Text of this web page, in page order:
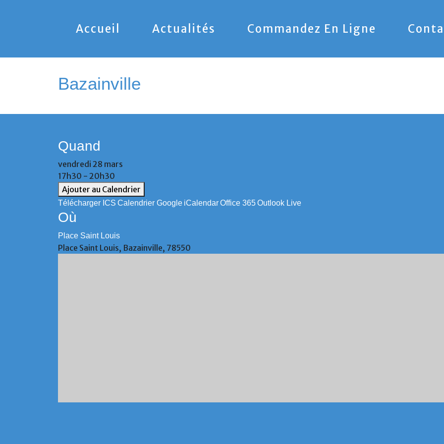
Accueil Actualités Commandez En Ligne
Bazainville
Quand
vendredi 28 mars
17h30 - 20h30
Ajouter au Calendrier
Télécharger ICS Calendrier Google iCalendarOffice 365Outlook Live
Où
Place Saint Louis
Place Saint Louis, Bazainville, 78550